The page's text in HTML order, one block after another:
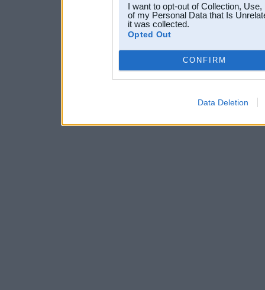
I want to opt-out of Collection,
of my Personal Data that Is
it was collected.
Opted Out
CONFIRM
Data Deletion